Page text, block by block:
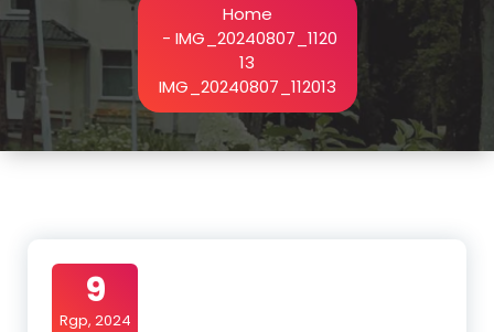
Home
- IMG_20240807_1120
13
IMG_20240807_112013
9
Rgp, 2024